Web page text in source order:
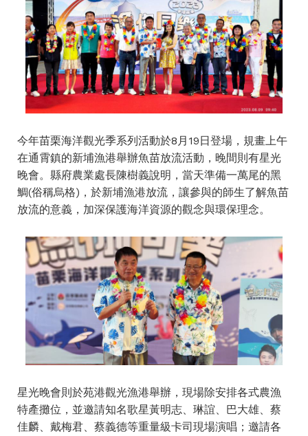
今年苗栗海洋觀光季系列活動於8月19日登場，規畫上午
在通霄鎮的新埔漁港舉辦魚苗放流活動，晚間則有星光
晚會。縣府農業處長陳樹義說明，當天準備一萬尾的黑
鯛(俗稱烏格)，於新埔漁港放流，讓參與的師生了解魚苗
放流的意義，加深保護海洋資源的觀念與環保理念。
星光晚會則於苑港觀光漁港舉辦，現場除安排各式農漁
特產攤位，並邀請知名歌星黃明志、琳誼、巴大雄、蔡
佳麟、戴梅君、蔡義德等重量級卡司現場演唱；邀請各